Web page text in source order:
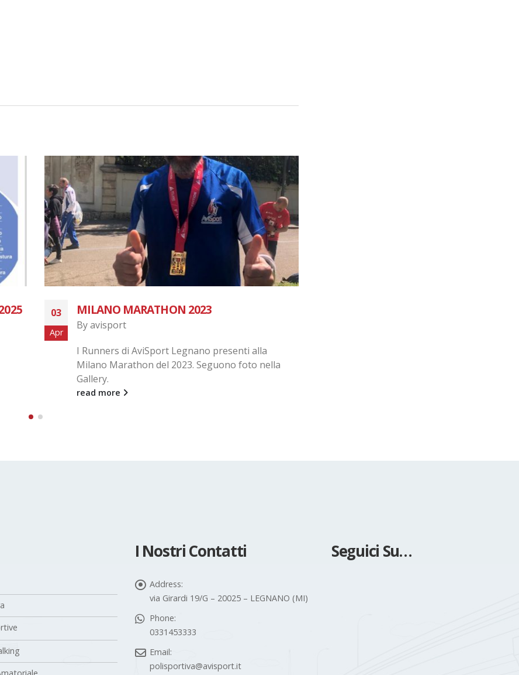
Mag
DAIRAGO SULLA VIA FRANCISCA DEL
LUCOMAGNO
avisport
Sabato 5 Giugno 2021 si terrà la "Camminata
Dairago - Scala di Giacobbe. Nel volantino allegato
trovate tutte le indicazioni per...
read more
I Nostri Contatti
Address:
via Girardi 19/G – 20025 – LEGNANO (MI)
Phone:
0331453333
Email:
polisportiva@avisport.it
Seguici Su…